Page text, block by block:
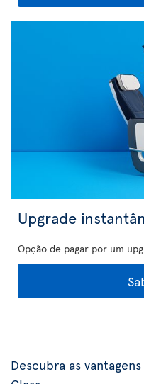
Upgrade
Opção de pagar por um
Descubra as